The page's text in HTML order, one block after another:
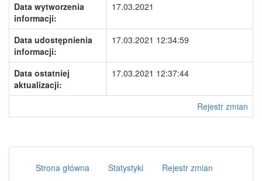
Data wytworzenia
informacji:
17.03.2021
Data udostępnienia
informacji:
17.03.2021 12:34:59
Data ostatniej
aktualizacji:
17.03.2021 12:37:44
Rejestr zmian
Strona główna Statystyki Rejestr zmian